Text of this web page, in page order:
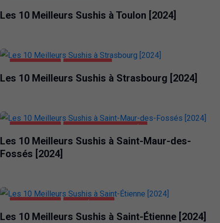
Les 10 Meilleurs Sushis à Toulon [2024]
Les 10 Meilleurs Sushis à Strasbourg [2024]
Les 10 Meilleurs Sushis à Saint-Maur-des-
Fossés [2024]
Les 10 Meilleurs Sushis à Saint-Étienne [2024]